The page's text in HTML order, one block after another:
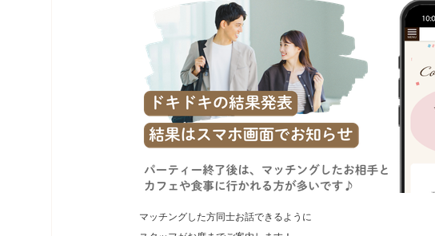
マッチングした方同士お話できるように